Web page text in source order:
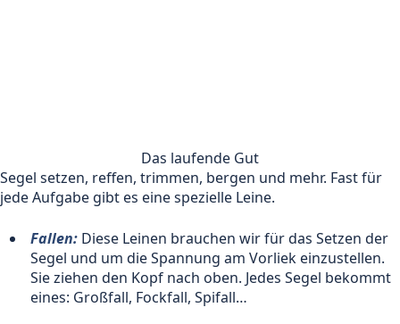
Das laufende Gut
Segel setzen, reffen, trimmen, bergen und mehr. Fast für
jede Aufgabe gibt es eine spezielle Leine.
Fallen:Diese Leinen brauchen wir für das Setzen der
Segel und um die Spannung am Vorliek einzustellen.
Sie ziehen den Kopf nach oben. Jedes Segel bekommt
eines: Großfall, Fockfall, Spifall…